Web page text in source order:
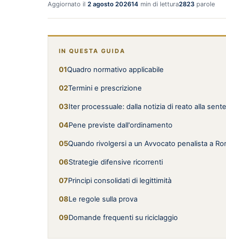
Aggiornato il 2 agosto 202614 min di lettura2823 parole
IN QUESTA GUIDA
Quadro normativo applicabile
Termini e prescrizione
Iter processuale: dalla notizia di reato alla
Pene previste dall'ordinamento
Quando rivolgersi a un Avvocato penalista a
Strategie difensive ricorrenti
Principi consolidati di legittimità
Le regole sulla prova
Domande frequenti su riciclaggio